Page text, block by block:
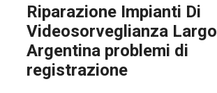
Riparazione Impianti Di
Videosorveglianza Largo
Argentina problemi di
registrazione